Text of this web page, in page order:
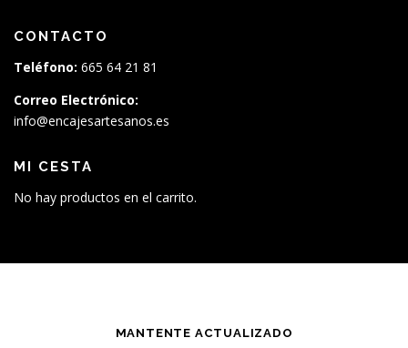
CONTACTO
Teléfono: 665 64 21 81
Correo Electrónico:
info@encajesartesanos.es
MI CESTA
No hay productos en el carrito.
MANTENTE ACTUALIZADO